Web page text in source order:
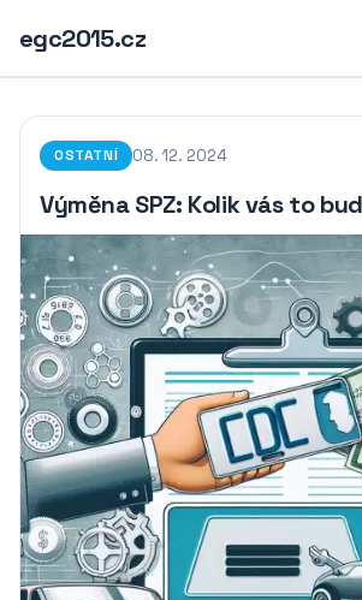
egc2015.cz
OSTATNÍ 08. 12. 2024
Výměna SPZ: Kolik vás to